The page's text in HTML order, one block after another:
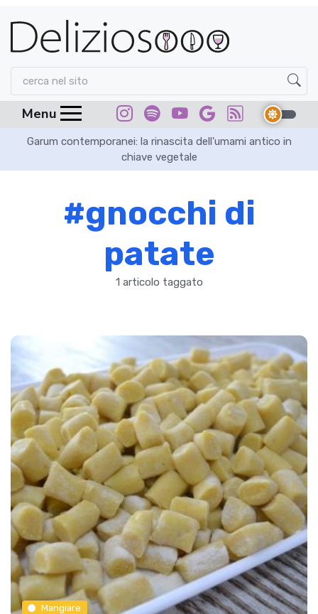
Menu
Garum contemporanei: la rinascita dell'umami antico in
chiave vegetale
#gnocchi di
patate
1 articolo taggato
Mangiare